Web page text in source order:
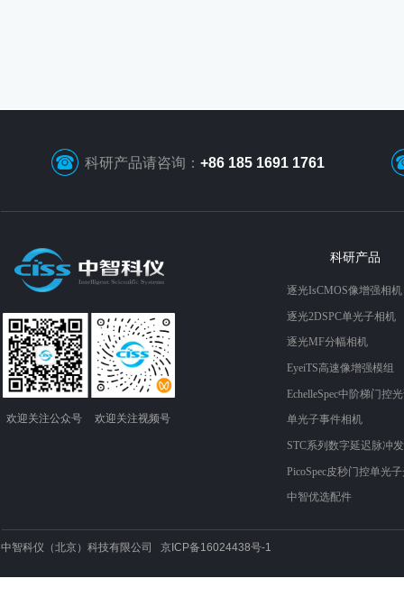
欢迎关注​​​​​​​公众号 欢迎关注​​视频​​​​​号
科研产品
逐光IsCMOS像增强相机
逐光2DSPC单光子相机
逐光MF分幅相机
EyeiTS高速像增强模组
EchelleSpec中阶梯门控
单光子事件相机
STC系列数字延迟脉冲
PicoSpec皮秒门控单光
中智优选配件
科研产品请咨询： +86 185 1691 1761
中智科仪（北京）科技有限公司 京ICP备16024438号-1